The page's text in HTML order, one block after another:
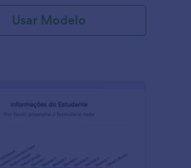
Usar Modelo